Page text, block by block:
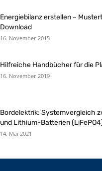
Energiebilanz erstellen –
Download
16. November 2015
Hilfreiche Handbücher für die
16. November 2019
Bordelektrik: Systemvergleich
und Lithium-Batterien
14. Mai 2021